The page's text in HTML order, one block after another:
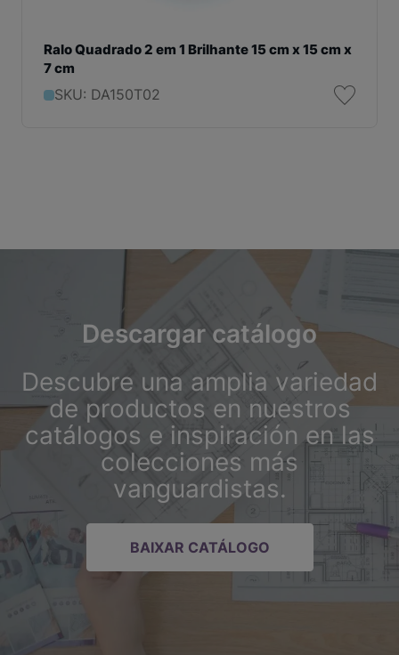
Ralo Quadrado 2 em 1 Brilhante 15 cm x 15 cm x
7 cm
SKU: DA150T02
Descargar catálogo
Descubre una amplia variedad
de productos en nuestros
catálogos e inspiración en las
colecciones más
vanguardistas.
BAIXAR CATÁLOGO